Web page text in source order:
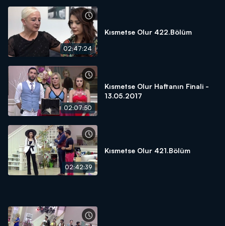
02:47:24
Kısmetse Olur 422.Bölüm
02:07:50
Kısmetse Olur Haftanın Finali -
13.05.2017
02:42:39
Kısmetse Olur 421.Bölüm